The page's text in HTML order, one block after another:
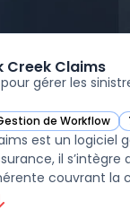
Creek Claims
gérer les
de Workflow
Claims dans cette
est un logiciel
il